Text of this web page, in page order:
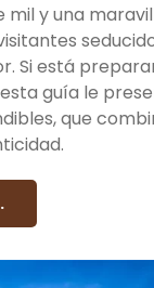
mil y una
Si está
guía le
que